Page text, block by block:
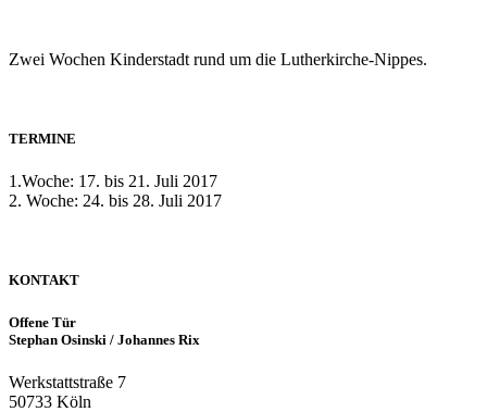
Zwei Wochen Kinderstadt rund um die Lutherkirche-Nippes.
TERMINE
1.Woche: 17. bis 21. Juli 2017
2. Woche: 24. bis 28. Juli 2017
KONTAKT
Offene Tür
Stephan Osinski / Johannes Rix
Werkstattstraße 7
50733 Köln